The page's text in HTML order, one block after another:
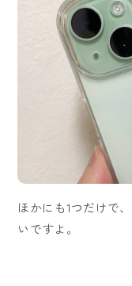
ほかにも1つだけで
いですよ。